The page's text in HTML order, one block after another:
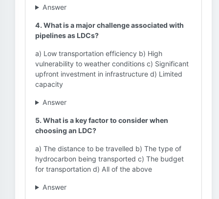
Answer
4. What is a major challenge associated with
pipelines as LDCs?
a) Low transportation efficiency b) High
vulnerability to weather conditions c) Significant
upfront investment in infrastructure d) Limited
capacity
Answer
5. What is a key factor to consider when
choosing an LDC?
a) The distance to be travelled b) The type of
hydrocarbon being transported c) The budget
for transportation d) All of the above
Answer